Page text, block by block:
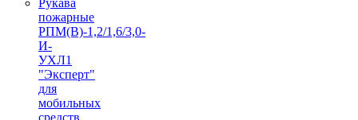
Рукава
пожарные
РПМ(В)-1,2/1,6/3,0-
И-
УХЛ1
"Эксперт"
для
мобильных
средств